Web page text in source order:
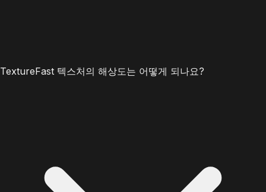
TextureFast 텍스처의 해상도는 어떻게 되나요?